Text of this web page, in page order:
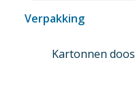
Verpakking
Kartonnen doos